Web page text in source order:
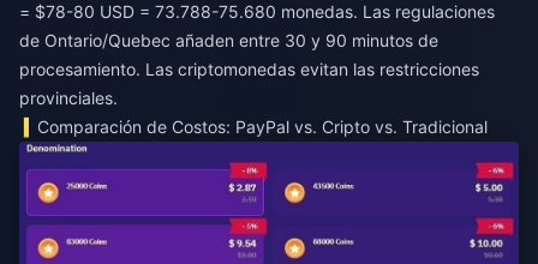
= $78-80 USD = 73.788-75.680 monedas. Las regulaciones
de Ontario/Quebec añaden entre 30 y 90 minutos de
procesamiento. Las criptomonedas evitan las restricciones
provinciales.
Comparación de Costos: PayPal vs. Cripto vs. Tradicional